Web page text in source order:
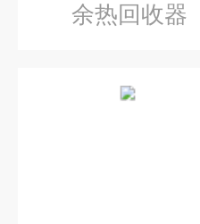
余热回收器